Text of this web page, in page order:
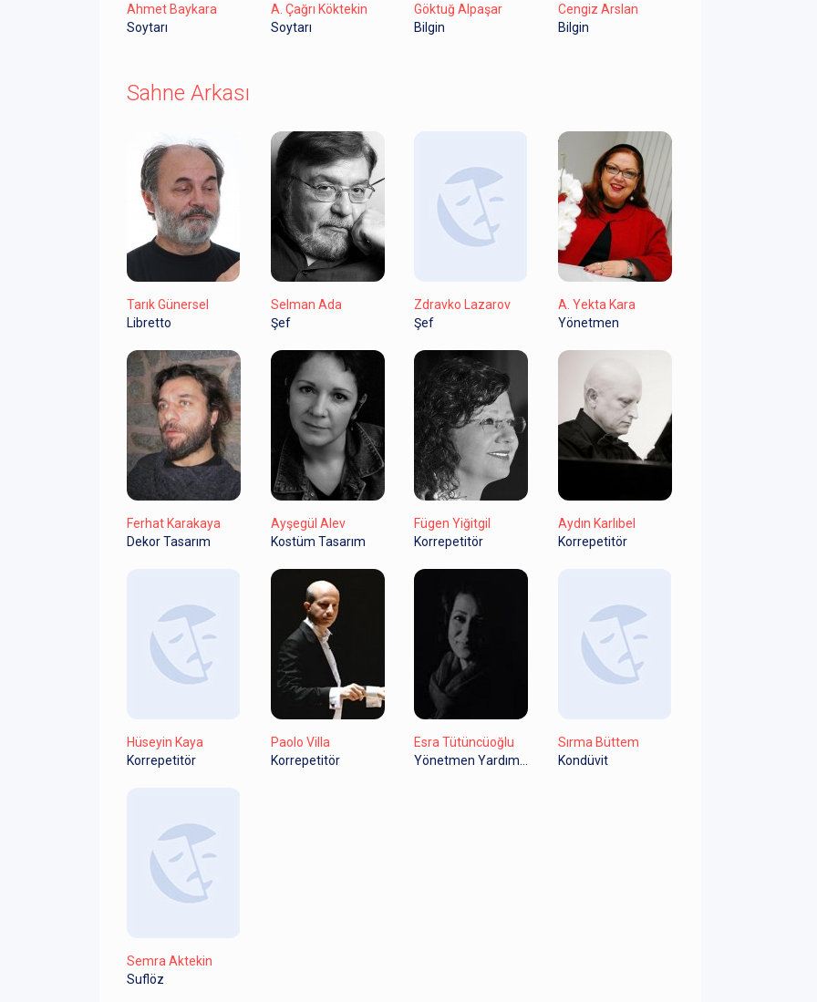
Ahmet Baykara
Soytarı
A. Çağrı Köktekin
Soytarı
Göktuğ Alpaşar
Bilgin
Cengiz Arslan
Bilgin
Sahne Arkası
Tarık Günersel
Libretto
Selman Ada
Şef
Zdravko Lazarov
Şef
A. Yekta Kara
Yönetmen
Ferhat Karakaya
Dekor Tasarım
Ayşegül Alev
Kostüm Tasarım
Fügen Yiğitgil
Korrepetitör
Aydın Karlıbel
Korrepetitör
Hüseyin Kaya
Korrepetitör
Paolo Villa
Korrepetitör
Esra Tütüncüoğlu
Sırma Büttem
Kondüvit
Semra Aktekin
Suflöz